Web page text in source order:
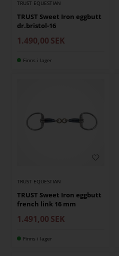
TRUST EQUESTIAN
TRUST Sweet Iron eggbutt
dr.bristol-16
1.490,00 SEK
Finns i lager
TRUST EQUESTIAN
TRUST Sweet Iron eggbutt
french link 16 mm
1.491,00 SEK
Finns i lager